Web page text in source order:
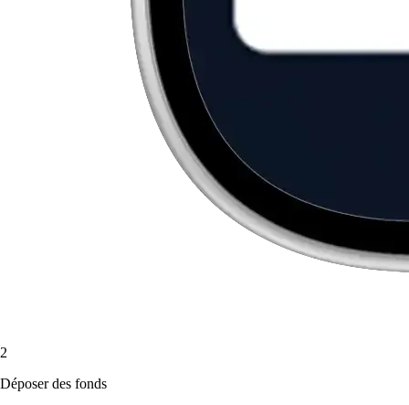
2
Déposer des fonds